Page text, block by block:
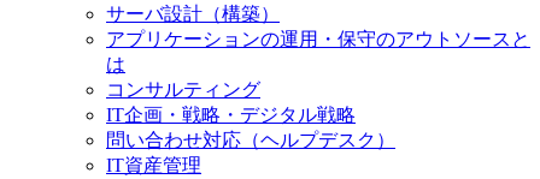
サーバ設計（構築）
アプリケーションの運用・保守のアウトソースと
は
コンサルティング
IT企画・戦略・デジタル戦略
問い合わせ対応（ヘルプデスク）
IT資産管理